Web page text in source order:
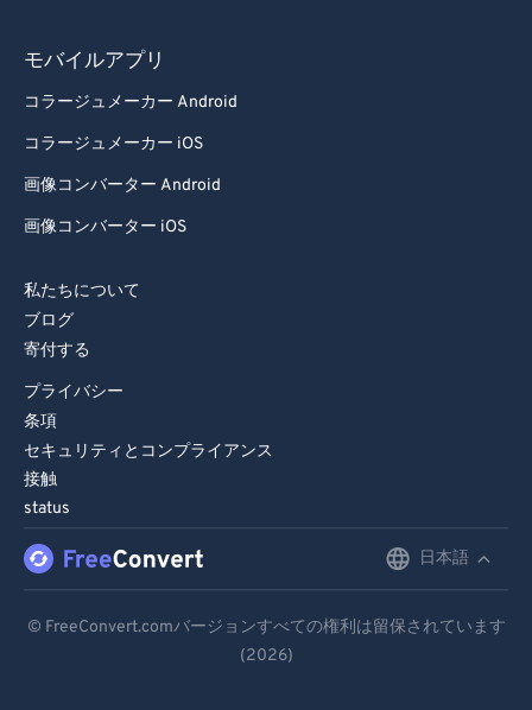
モバイルアプリ
コラージュメーカー Android
コラージュメーカー iOS
画像コンバーター Android
画像コンバーター iOS
私たちについて
ブログ
寄付する
プライバシー
条項
セキュリティとコンプライアンス
接触
status
日本語
Español
© FreeConvert.comバージョンすべての権利は留保されています
(2026)